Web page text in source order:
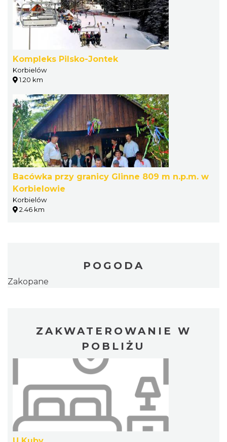
Kompleks Pilsko-Jontek
Korbielów
1.20 km
Bacówka przy granicy Glinne 809 m n.p.m. w
Korbielowie
Korbielów
2.46 km
POGODA
Zakopane
ZAKWATEROWANIE W
POBLIŻU